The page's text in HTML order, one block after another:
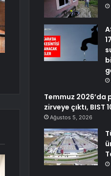
Temmuz 2026’da
zirveye çıktı, BIST
Ağustos 5, 2026